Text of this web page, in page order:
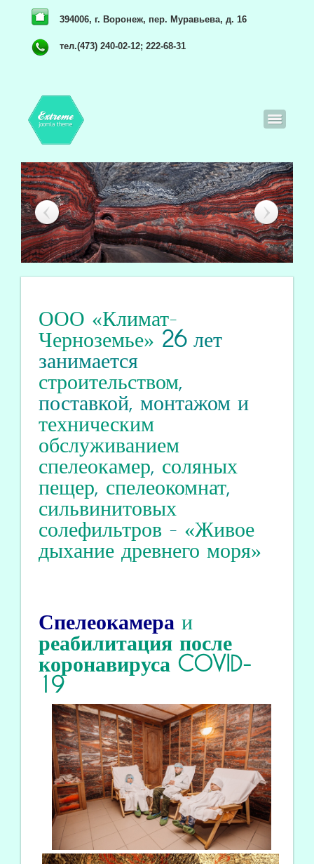
394006, г. Воронеж, пер. Муравьева, д. 16
тел.(473) 240-02-12; 222-68-31
ООО «Климат-
Черноземье» 26лет
занимается
строительством,
поставкой, монтажом и
техническим
обслуживанием
спелеокамер, соляных
пещер, спелеокомнат,
сильвинитовых
солефильтров - «Живое
дыхание древнего моря»
Спелеокамера и
реабилитацияпосле
коронавируса COVID-
19